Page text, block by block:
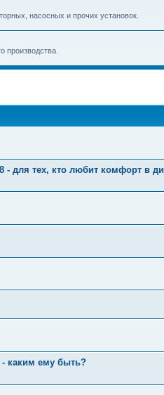
насосных и прочих установок.
производства.
для тех, кто любит комфорт в
каким ему быть?